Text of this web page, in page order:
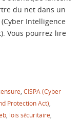
du net dans un
Intelligence
Vous pourrez lire
CISPA (Cyber
Protection Act)
lois sécuritaire